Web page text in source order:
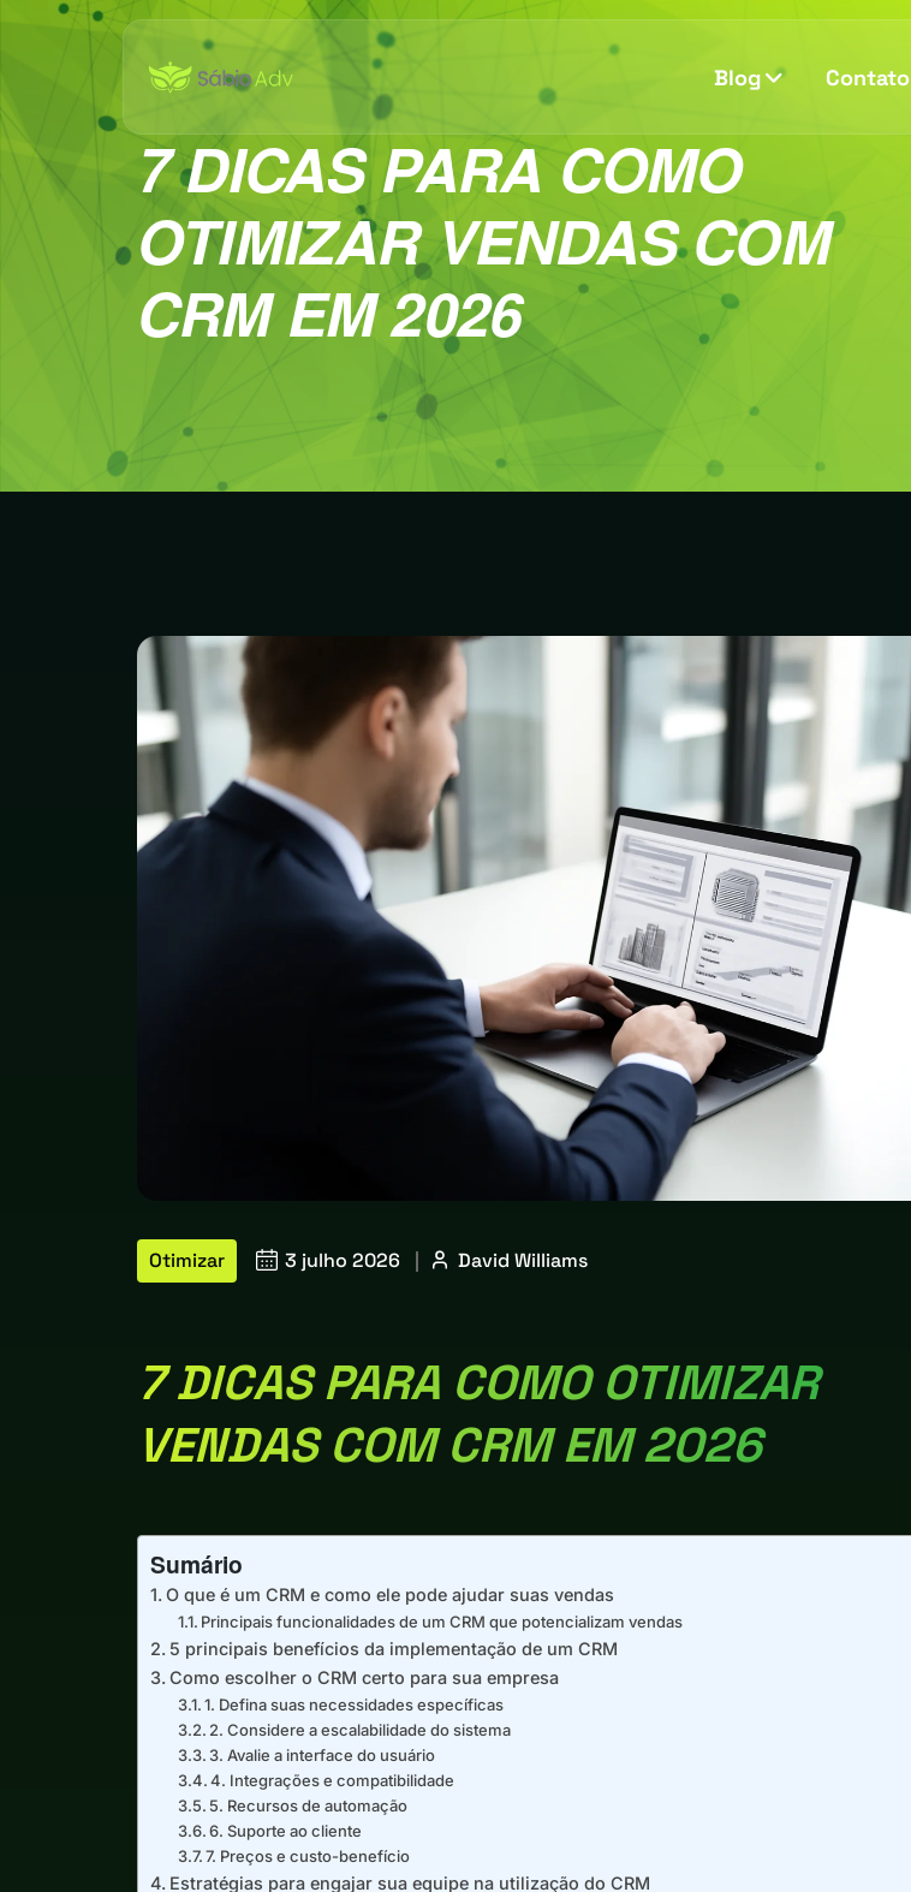
Blog Contato
7 DICAS PARA COMO
OTIMIZAR VENDAS COM
CRM EM 2026
Otimizar 3 julho 2026 David Williams
7 DICAS PARA COMO OTIMIZAR
VENDAS COM CRM EM 2026
Sumário
O que é um CRM e como ele pode ajudar suas vendas
Principais funcionalidades de um CRM que potencializam vendas
5 principais benefícios da implementação de um CRM
Como escolher o CRM certo para sua empresa
1. Defina suas necessidades específicas
2. Considere a escalabilidade do sistema
3. Avalie a interface do usuário
4. Integrações e compatibilidade
5. Recursos de automação
6. Suporte ao cliente
7. Preços e custo-benefício
Estratégias para engajar sua equipe na utilização do CRM